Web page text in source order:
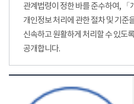
관계법령이 정한 바를 준수하여,
개인정보 처리에 관한 절차 및 기준
신속하고 원활하게 처리할 수 있도
공개합니다.